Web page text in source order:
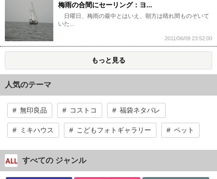
梅雨の合間にセーリング：ヨ...
日曜日、梅雨の最中とはいえ、朝方は晴れ間ものぞいて
いた...
2011/06/09 23:52:00
もっと見る
人気のテーマ
無印良品 コストコ 福袋ネタバレ
ミキハウス こどもフォトギャラリー ペット
すべての ジャンル